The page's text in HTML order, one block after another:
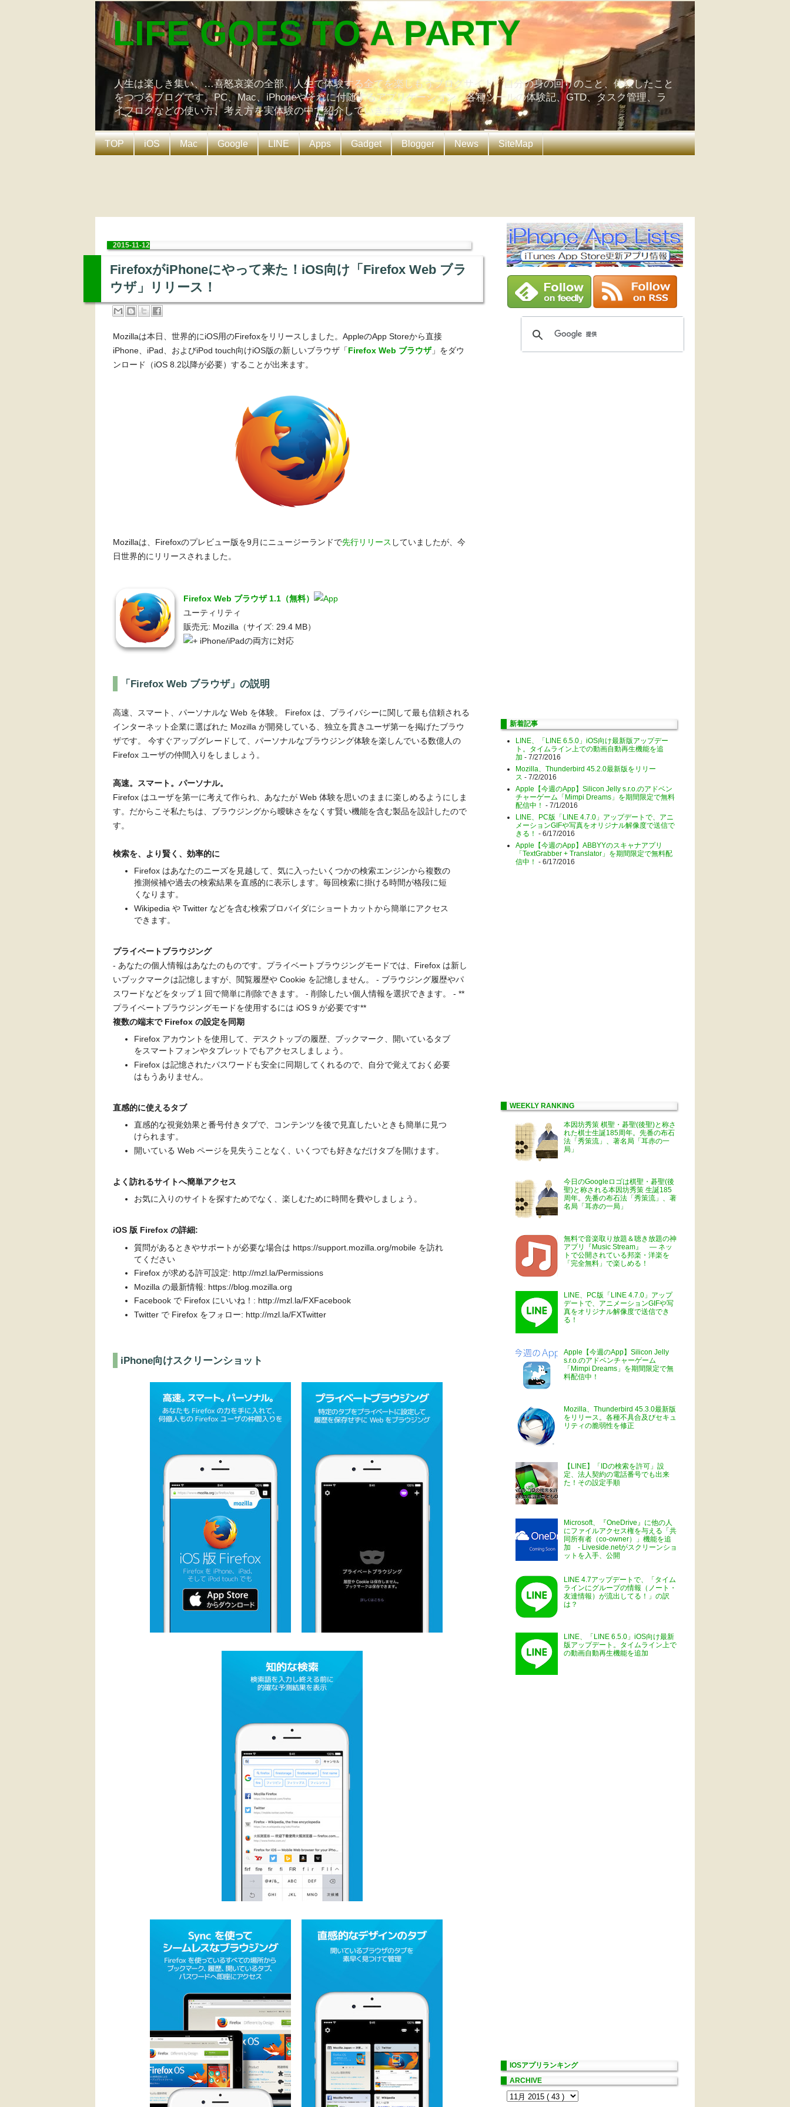
LIFE GOES TO A PARTY
人生は楽しき集い、…喜怒哀楽の全部、人生で体験する全てを楽しもうブログサイト。自分の身の回りのこと、体験したこと
をつづるブログです。PC、Mac、iPhoneやそれに付随するアプリケーション、各種ツールの体験記、GTD、タスク管理、ラ
イフログなどの使い方、考え方を実体験の中で紹介していきます。
TOP iOS Mac Google LINE Apps Gadget Blogger News SiteMap
2015-11-12
FirefoxがiPhoneにやって来た！iOS向け「Firefox Web ブラ
ウザ」リリース！
Mozillaは本日、世界的にiOS用のFirefoxをリリースしました。AppleのApp Storeから直接
iPhone、iPad、およびiPod touch向けiOS版の新しいブラウザ「Firefox Web ブラウザ」をダウ
ンロード（iOS 8.2以降が必要）することが出来ます。
Mozillaは、Firefoxのプレビュー版を9月にニュージーランドで先行リリース していましたが、今
日世界的にリリースされました。
Firefox Web ブラウザ 1.1（無料）
ユーティリティ
販売元: Mozilla（サイズ: 29.4 MB）
iPhone/iPadの両方に対応
「Firefox Web ブラウザ」の説明
高速、スマート、パーソナルな Web を体験。 Firefox は、プライバシーに関して最も信頼される
インターネット企業に選ばれた Mozilla が開発している、独立を貫きユーザ第一を掲げたブラウ
ザです。 今すぐアップグレードして、パーソナルなブラウジング体験を楽しんでいる数億人の
Firefox ユーザの仲間入りをしましょう。
高速。スマート。パーソナル。
Firefox はユーザを第一に考えて作られ、あなたが Web 体験を思いのままに楽しめるようにしま
す。だからこそ私たちは、ブラウジングから曖昧さをなくす賢い機能を含む製品を設計したので
す。
検索を、より賢く、効率的に
Firefox はあなたのニーズを見越して、気に入ったいくつかの検索エンジンから複数の
推測候補や過去の検索結果を直感的に表示します。毎回検索に掛ける時間が格段に短
くなります。
Wikipedia や Twitter などを含む検索プロバイダにショートカットから簡単にアクセス
できます。
プライベートブラウジング
- あなたの個人情報はあなたのものです。プライベートブラウジングモードでは、Firefox は新し
いブックマークは記憶しますが、閲覧履歴や Cookie を記憶しません。 - ブラウジング履歴やパ
スワードなどをタップ 1 回で簡単に削除できます。 - 削除したい個人情報を選択できます。 - **
プライベートブラウジングモードを使用するには iOS 9 が必要です**
複数の端末で Firefox の設定を同期
Firefox アカウントを使用して、デスクトップの履歴、ブックマーク、開いているタブ
をスマートフォンやタブレットでもアクセスしましょう。
Firefox は記憶されたパスワードも安全に同期してくれるので、自分で覚えておく必要
はもうありません。
直感的に使えるタブ
直感的な視覚効果と番号付きタブで、コンテンツを後で見直したいときも簡単に見つ
けられます。
開いている Web ページを見失うことなく、いくつでも好きなだけタブを開けます。
よく訪れるサイトへ簡単アクセス
お気に入りのサイトを探すためでなく、楽しむために時間を費やしましょう。
iOS 版 Firefox の詳細:
質問があるときやサポートが必要な場合は https://support.mozilla.org/mobile を訪れ
てください
Firefox が求める許可設定: http://mzl.la/Permissions
Mozilla の最新情報: https://blog.mozilla.org
Facebook で Firefox にいいね！: http://mzl.la/FXFacebook
Twitter で Firefox をフォロー: http://mzl.la/FXTwitter
iPhone向けスクリーンショット
新着記事
LINE、「LINE 6.5.0」iOS向け最新版アップデー
ト。タイムライン上での動画自動再生機能を追
加 - 7/27/2016
Mozilla、Thunderbird 45.2.0最新版をリリー
ス - 7/2/2016
Apple【今週のApp】Silicon Jelly s.r.o.のアドベン
チャーゲーム「Mimpi Dreams」を期間限定で無料
配信中！ - 7/1/2016
LINE、PC版「LINE 4.7.0」アップデートで、アニ
メーションGIFや写真をオリジナル解像度で送信で
きる！ - 6/17/2016
Apple【今週のApp】ABBYYのスキャナアプリ
「TextGrabber + Translator」を期間限定で無料配
信中！ - 6/17/2016
WEEKLY RANKING
本因坊秀策 棋聖・碁聖(後聖)と称さ
れた棋士生誕185周年。先番の布石
法「秀策流」、著名局「耳赤の一
局」
今日のGoogleロゴは棋聖・碁聖(後
聖)と称される本因坊秀策 生誕185
周年。先番の布石法「秀策流」、著
名局「耳赤の一局」
無料で音楽取り放題＆聴き放題の神
アプリ『Music Stream』 ― ネッ
トで公開されている邦楽・洋楽を
「完全無料」で楽しめる！
LINE、PC版「LINE 4.7.0」アップ
デートで、アニメーションGIFや写
真をオリジナル解像度で送信でき
る！
Apple【今週のApp】Silicon Jelly
s.r.o.のアドベンチャーゲーム
「Mimpi Dreams」を期間限定で無
料配信中！
Mozilla、Thunderbird 45.3.0最新版
をリリース。各種不具合及びセキュ
リティの脆弱性を修正
【LINE】「IDの検索を許可」設
定、法人契約の電話番号でも出来
た！その設定手順
Microsoft、『OneDrive』に他の人
にファイルアクセス権を与える「共
同所有者（co-owner）」機能を追
加 - Liveside.netがスクリーンショ
ットを入手、公開
LINE 4.7アップデートで、「タイム
ラインにグループの情報（ノート・
友達情報）が流出してる！」の訳
は？
LINE、「LINE 6.5.0」iOS向け最新
版アップデート。タイムライン上で
の動画自動再生機能を追加
IOSアプリランキング
ARCHIVE